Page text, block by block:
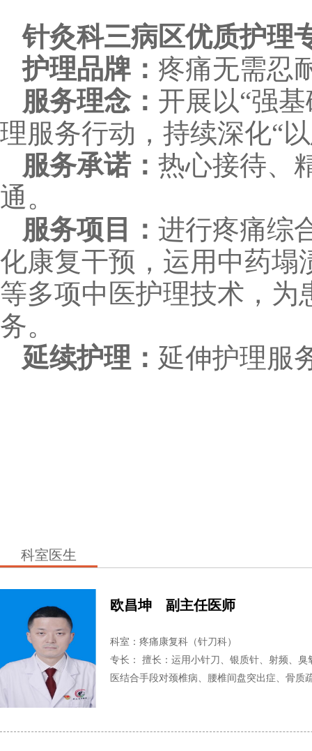
针灸科三病区优质护理
护理品牌： 疼痛无需忍
服务理念： 开展以“强
理服务行动，持续深化“
服务承诺： 热心接待、
通。
服务项目： 进行疼痛综
化康复干预，运用中药塌
等多项中医护理技术，为
务。
延续护理： 延伸护理服
科室医生
欧昌坤 副主任医师
科室：疼痛康复科（针刀科）
专长： 擅长：运用小针刀、银质针、射频、臭
医结合手段对颈椎病、腰椎间盘突出症、骨质